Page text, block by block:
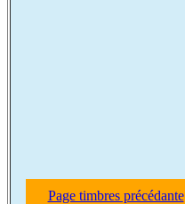
Page timbres précédante